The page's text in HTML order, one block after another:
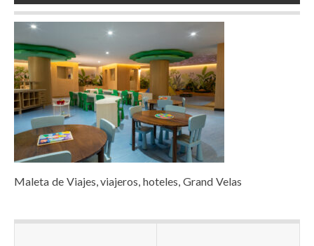
Maleta de Viajes, viajeros, hoteles, Grand Velas